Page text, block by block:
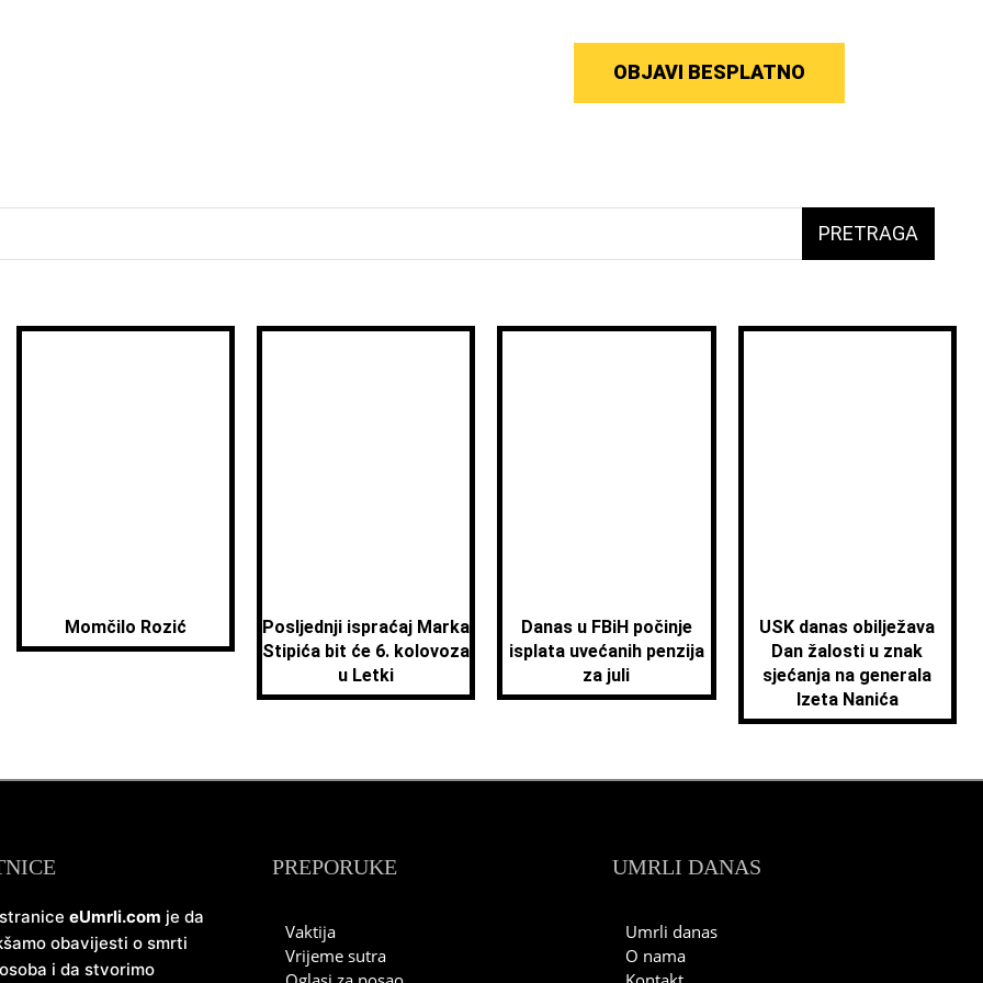
OBJAVI BESPLATNO
PRETRAGA
Momčilo Rozić
Posljednji ispraćaj Marka
Stipića bit će 6. kolovoza
u Letki
Danas u FBiH počinje
isplata uvećanih penzija
za juli
USK danas obilježava
Dan žalosti u znak
sjećanja na generala
Izeta Nanića
eUmrli.com je da
obavijesti o smrti
i da stvorimo
PREPORUKE
Vaktija
Vrijeme sutra
UMRLI DANAS
Umrli danas
O nama